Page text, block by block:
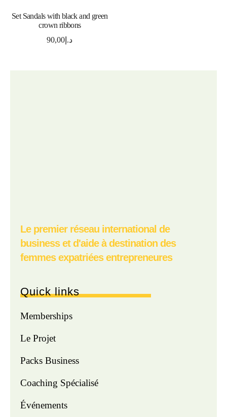
SELECT OPTIONS
Set Sandals with black and green
crown ribbons
د.إ 90,00
Le premier réseau international de
business et d'aide à destination des
femmes expatriées entrepreneures
Quick links
Memberships
Le Projet
Packs Business
Coaching Spécialisé
Événements